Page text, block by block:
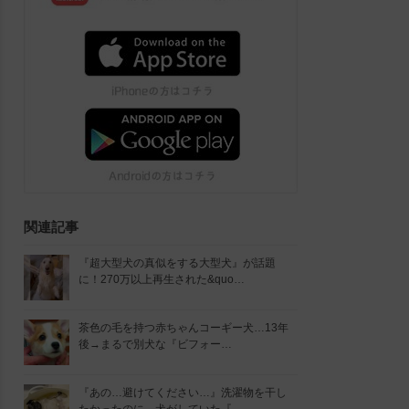
関連記事
『超大型犬の真似をする大型犬』が話題
に！270万以上再生された&quo…
茶色の毛を持つ赤ちゃんコーギー犬…13年
後→まるで別犬な『ビフォー…
『あの…避けてください…』洗濯物を干し